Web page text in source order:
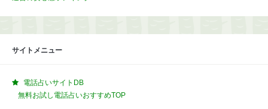
サイトメニュー
電話占いサイトDB
無料お試し電話占いおすすめTOP